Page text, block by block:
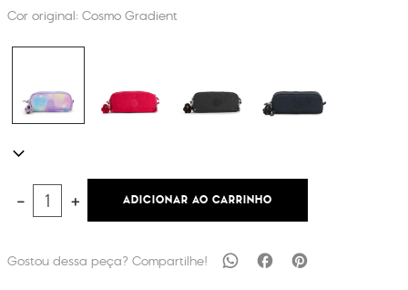
Cor original: Cosmo Gradient
＋
－ ADICIONAR AO CARRINHO